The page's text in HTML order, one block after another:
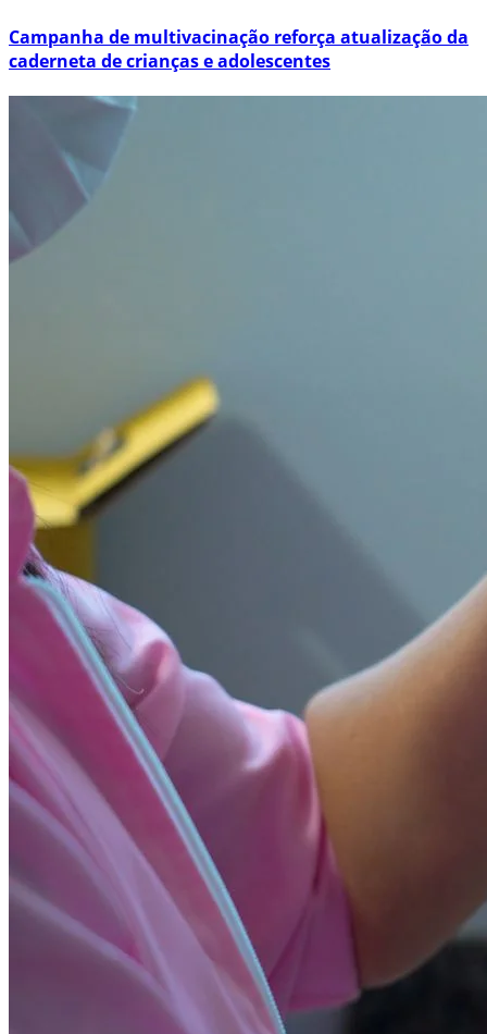
Campanha de multivacinação reforça atualização da
caderneta de crianças e adolescentes